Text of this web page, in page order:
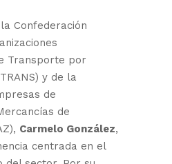
Confederación
Transporte por
y de la
de
de
Carmelo González,
centrada en el